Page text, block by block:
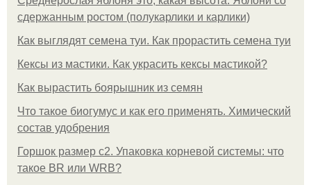
сдержанным ростом (полукарлики и карлики)
Как выглядят семена туи. Как прорастить семена туи
Кексы из мастики. Как украсить кексы мастикой?
Как вырастить боярышник из семян
Что такое биогумус и как его применять. Химический
состав удобрения
Горшок размер с2. Упаковка корневой системы: что
такое BR или WRB?